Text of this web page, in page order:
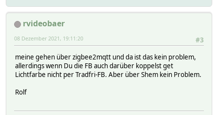
rvideobaer
#3
08 Dezember 2021, 19:11:20
meine gehen über zigbee2mqtt und da ist das kein problem,
allerdings wenn Du die FB auch darüber koppelst get
Lichtfarbe nicht per Tradfri-FB. Aber über Shem kein Problem.
Rolf